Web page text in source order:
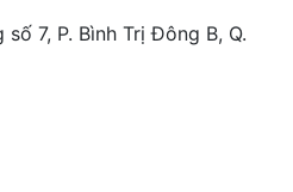
7, P. Bình Trị Đông B, Q.